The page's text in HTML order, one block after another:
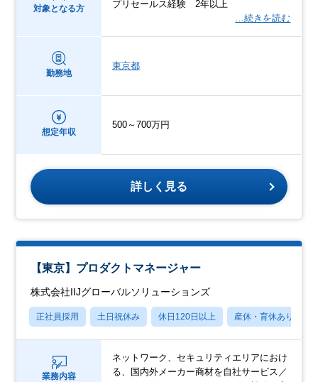
対象となる方
プリセールス経験 2年以上
…続きを読む
勤務地
東京都
想定年収
500～700万円
詳しく見る
【東京】プロダクトマネージャー
株式会社IIJグローバルソリューションズ
正社員採用 土日祝休み 休日120日以上 産休・育休あり
業務内容
ネットワーク、セキュリティエリアにおけ
る、国内外メーカー商材を自社サービス／